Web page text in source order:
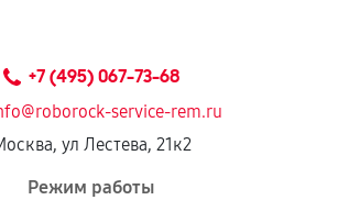
+7 (495) 067-73-68
service-rem.ru
ул Лестева, 21к2
Режим работы